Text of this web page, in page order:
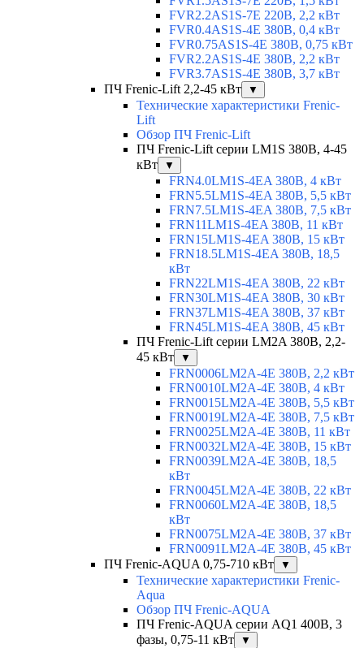
FVR2.2AS1S-7E 220В, 2,2 кВт
FVR0.4AS1S-4E 380В, 0,4 кВт
FVR0.75AS1S-4E 380В, 0,75 кВт
FVR2.2AS1S-4E 380В, 2,2 кВт
FVR3.7AS1S-4E 380В, 3,7 кВт
ПЧ Frenic-Lift 2,2-45 кВт
▼
Технические характеристики Frenic-
Lift
Обзор ПЧ Frenic-Lift
ПЧ Frenic-Lift серии LM1S 380В, 4-45
кВт
▼
FRN4.0LM1S-4EA 380В, 4 кВт
FRN5.5LM1S-4EA 380В, 5,5 кВт
FRN7.5LM1S-4EA 380В, 7,5 кВт
FRN11LM1S-4EA 380В, 11 кВт
FRN15LM1S-4EA 380В, 15 кВт
FRN18.5LM1S-4EA 380В, 18,5
кВт
FRN22LM1S-4EA 380В, 22 кВт
FRN30LM1S-4EA 380В, 30 кВт
FRN37LM1S-4EA 380В, 37 кВт
FRN45LM1S-4EA 380В, 45 кВт
ПЧ Frenic-Lift серии LM2A 380В, 2,2-
45 кВт
▼
FRN0006LM2A-4E 380В, 2,2 кВт
FRN0010LM2A-4E 380В, 4 кВт
FRN0015LM2A-4E 380В, 5,5 кВт
FRN0019LM2A-4E 380В, 7,5 кВт
FRN0025LM2A-4E 380В, 11 кВт
FRN0032LM2A-4E 380В, 15 кВт
FRN0039LM2A-4E 380В, 18,5
кВт
FRN0045LM2A-4E 380В, 22 кВт
FRN0060LM2A-4E 380В, 18,5
кВт
FRN0075LM2A-4E 380В, 37 кВт
FRN0091LM2A-4E 380В, 45 кВт
ПЧ Frenic-AQUA 0,75-710 кВт
▼
Технические характеристики Frenic-
Aqua
Обзор ПЧ Frenic-AQUA
ПЧ Frenic-AQUA серии AQ1 400В, 3
фазы, 0,75-11 кВт
▼